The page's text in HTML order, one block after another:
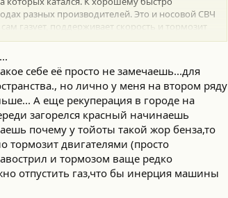
разных производителей. Это и носовой СВЧ
газует, поддерживает скорость и тормозит
а без HUD проектора вообще
(+9км/ч), что бы с камер не
заряд.станций, снижающих запас циклов
её и закатал крышу в чёрное.
со 100% до 60%, с кондеем и музыкой.
циклу CLTC.
себе её просто не замечаешь...для
но лично у меня на втором ряду
А еще рекуперация в городе на
загорелся красный начинаешь
почему у тойоты такой жор бенза,то
тормозит двигателями (просто
и тормозом ваще редко
отпустить газ,что бы инерция машины